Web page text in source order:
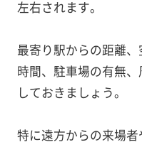
左右されます。
最寄り駅からの距離
時間、駐車場の有無
しておきましょう。
特に遠方からの来場